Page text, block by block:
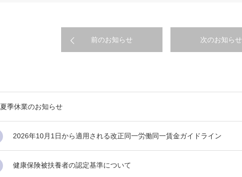
前のお知らせ 次のお知らせ
夏季休業のお知らせ
2026年10月1日から適用される改正同一労働同一賃金ガイドライン
健康保険被扶養者の認定基準について